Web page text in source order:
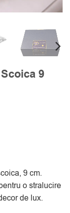
9
9 cm.
o stralucire
de lux.